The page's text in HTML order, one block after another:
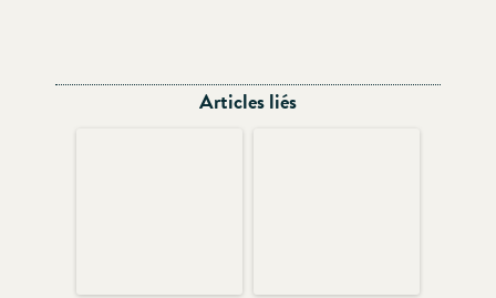
Articles liés